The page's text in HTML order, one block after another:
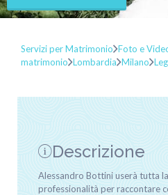
Servizi per Matrimonio Foto e
matrimonio Lombardia Milano
Descrizione
Alessandro Bottini userà tutta
professionalità per raccontare